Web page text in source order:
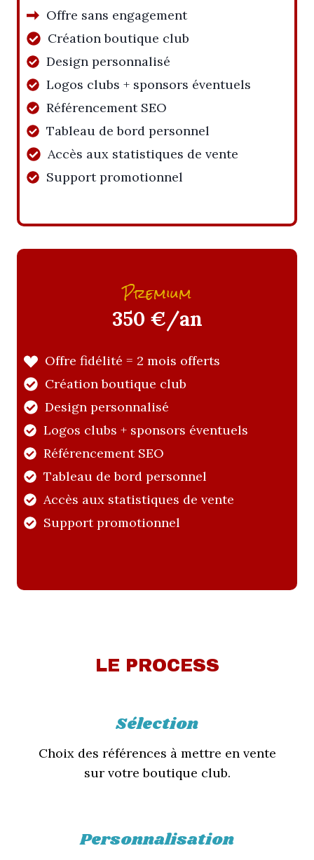
Offre sans engagement
Création boutique club
Design personnalisé
Logos clubs + sponsors éventuels
Référencement SEO
Tableau de bord personnel
Accès aux statistiques de vente
Support promotionnel
Premium
350 €/an
Offre fidélité = 2 mois offerts
Création boutique club
Design personnalisé
Logos clubs + sponsors éventuels
Référencement SEO
Tableau de bord personnel
Accès aux statistiques de vente
Support promotionnel
LE PROCESS
Sélection
Choix des références à mettre en vente
sur votre boutique club.
Personnalisation